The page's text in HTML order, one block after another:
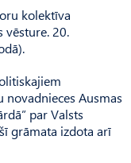
kolektīva
vēsture. 20.
Ausmas
par Valsts
grāmata izdota arī